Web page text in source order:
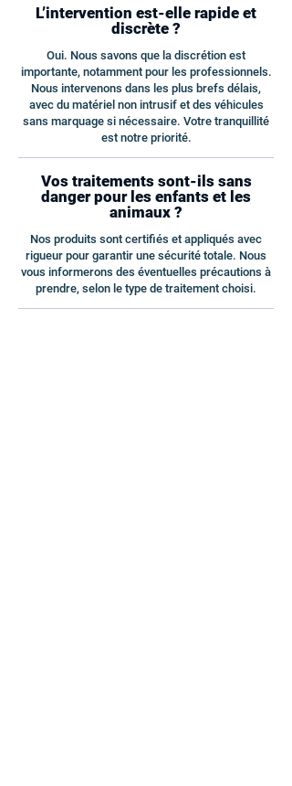
L’intervention est-elle rapide et
discrète ?
Oui. Nous savons que la discrétion est
importante, notamment pour les professionnels.
Nous intervenons dans les plus brefs délais,
avec du matériel non intrusif et des véhicules
sans marquage si nécessaire. Votre tranquillité
est notre priorité.
Vos traitements sont-ils sans
danger pour les enfants et les
animaux ?
Nos produits sont certifiés et appliqués avec
rigueur pour garantir une sécurité totale. Nous
vous informerons des éventuelles précautions à
prendre, selon le type de traitement choisi.